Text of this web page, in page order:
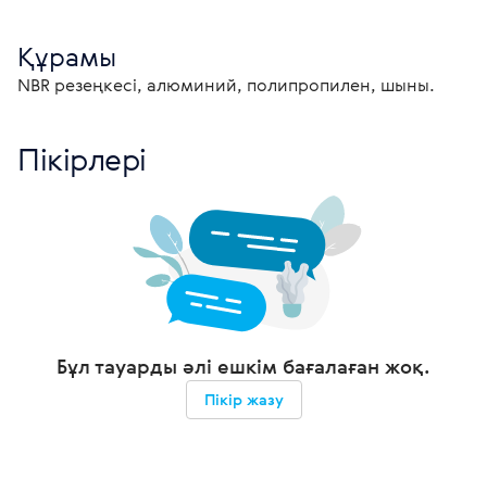
Құрамы
NBR резеңкесі, алюминий, полипропилен, шыны.
Пікірлері
Бұл тауарды әлі ешкім бағалаған жоқ.
Пікір жазу